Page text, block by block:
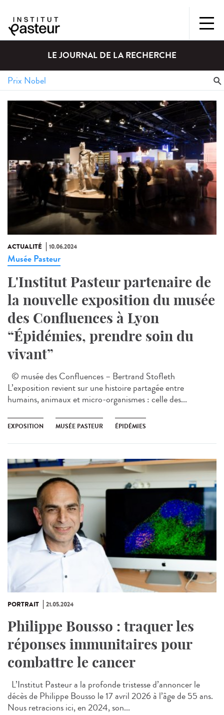
LE JOURNAL DE LA RECHERCHE
ACTUALITÉ 10.06.2024
Musée Pasteur
L'Institut Pasteur partenaire de
la nouvelle exposition du musée
des Confluences à Lyon
“Épidémies, prendre soin du
vivant”
© musée des Confluences – Bertrand Stofleth
L’exposition revient sur une histoire partagée entre
humains, animaux et micro-organismes : celle des...
EXPOSITION MUSÉE PASTEUR ÉPIDÉMIES
PORTRAIT 21.05.2024
Philippe Bousso : traquer les
réponses immunitaires pour
combattre le cancer
L’Institut Pasteur a la profonde tristesse d’annoncer le
décès de Philippe Bousso le 17 avril 2026 à l’âge de 55 ans.
Nous retracions ici, en 2024, son...